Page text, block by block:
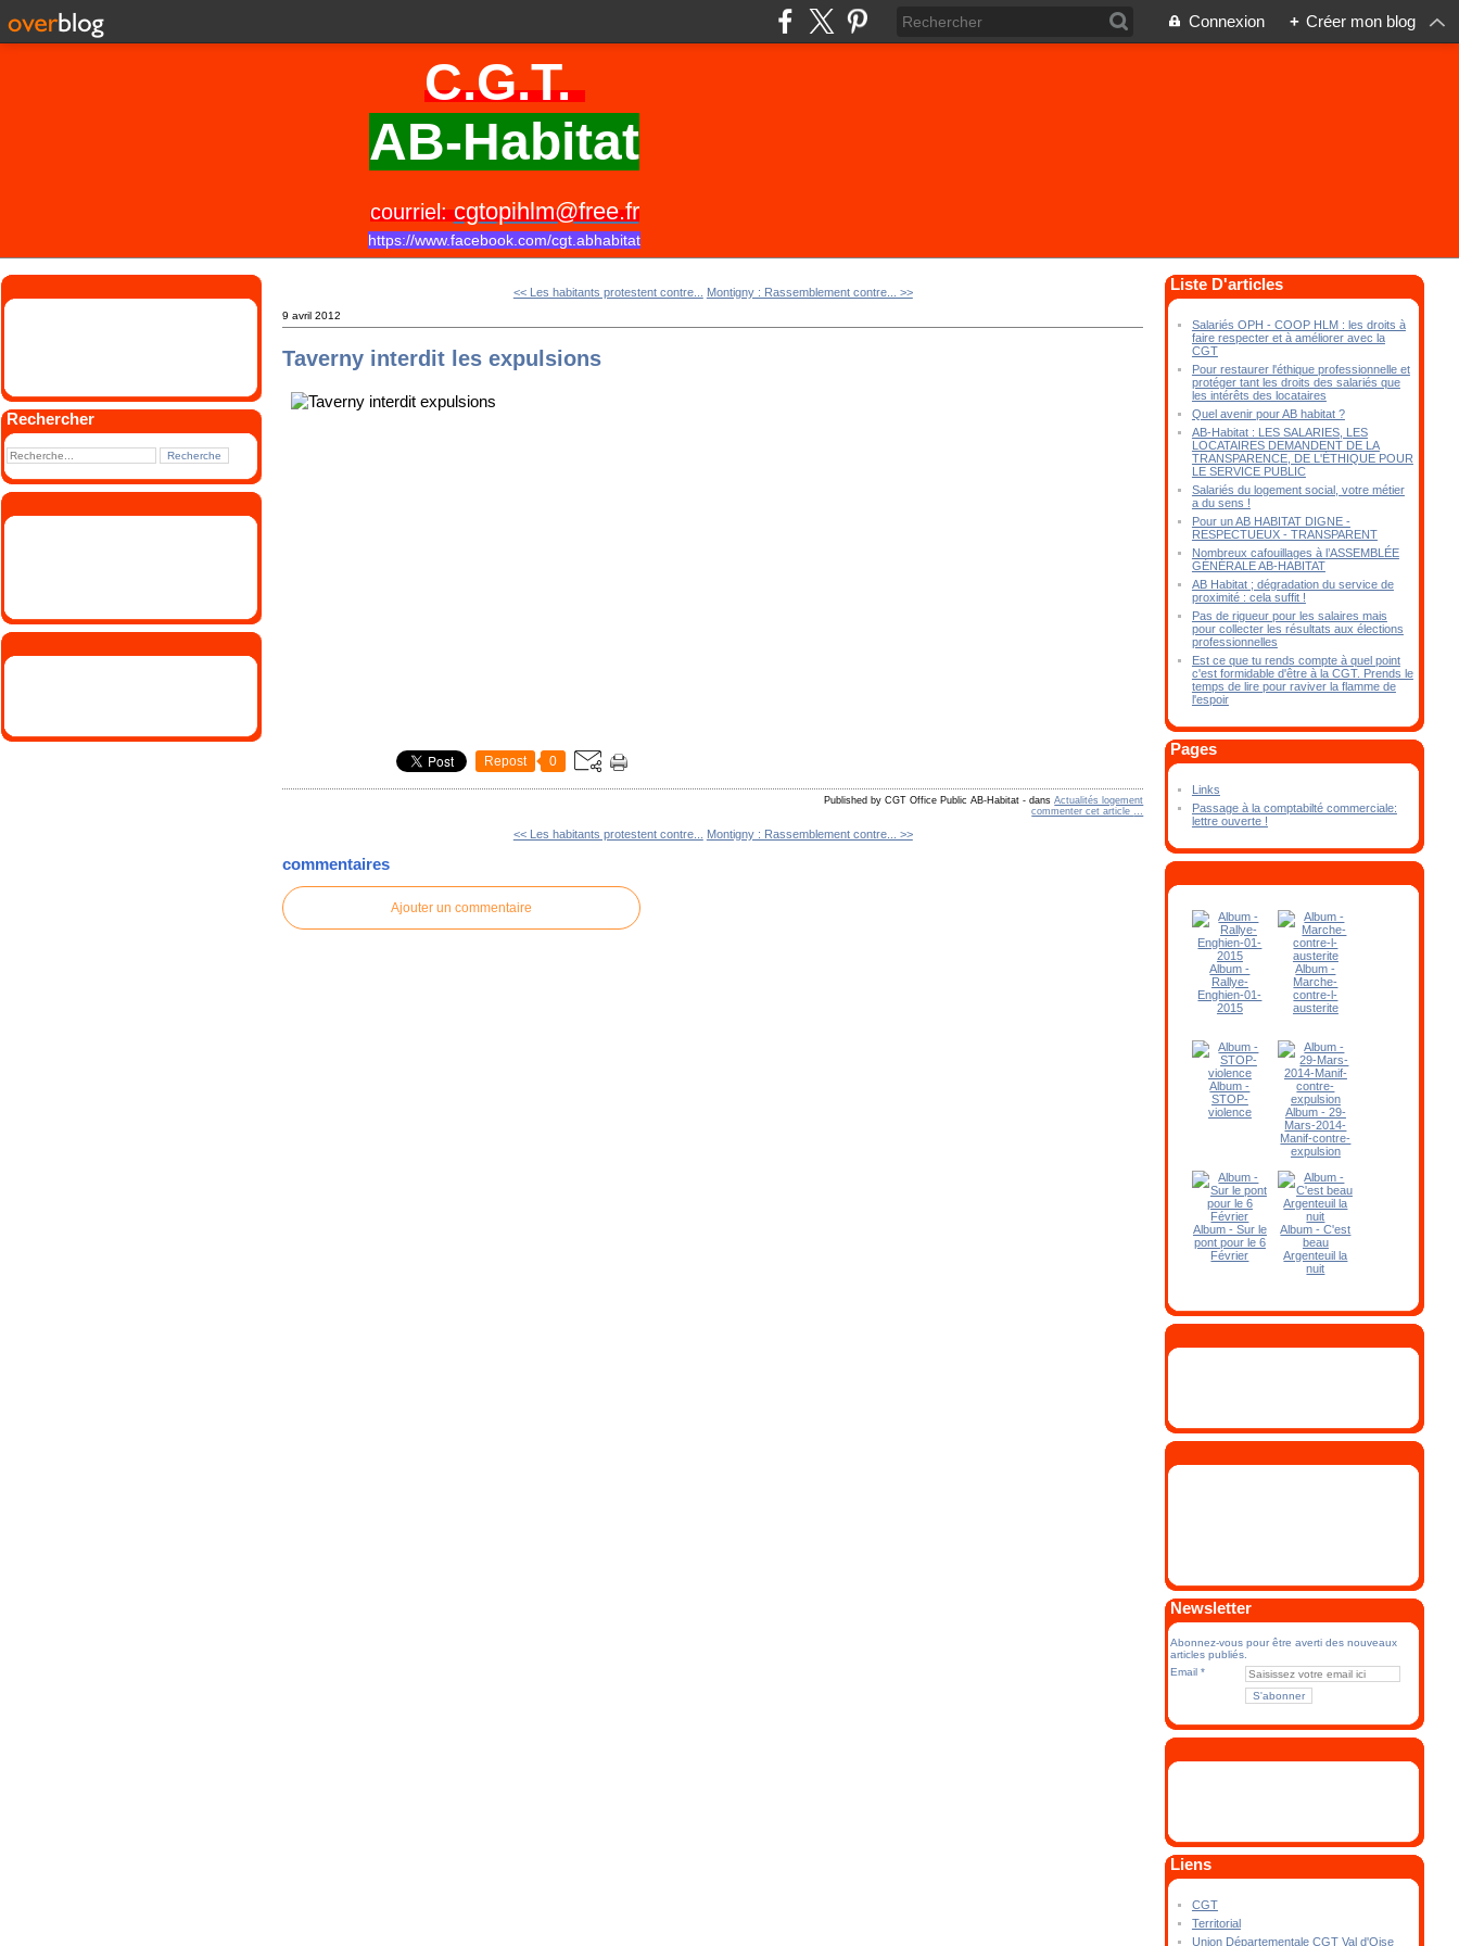
Connexion + Créer mon blog
C.G.T.
AB-Habitat
courriel:cgtopihlm@free.fr
https://www.facebook.com/cgt.abhabitat
Rechercher
<< Les habitants protestent contre... Montigny : Rassemblement contre... >>
9 avril 2012
Taverny interdit les expulsions
Repost 0
Published by CGT Office Public AB-Habitat - dansActualités logement
commenter cet article …
<< Les habitants protestent contre... Montigny : Rassemblement contre... >>
commentaires
Ajouter un commentaire
Liste D'articles
Salariés OPH - COOP HLM : les droits à
faire respecter et à améliorer avec la
CGT
Pour restaurer l'éthique professionnelle et
protéger tant les droits des salariés que
les intérêts des locataires
Quel avenir pour AB habitat ?
AB-Habitat : LES SALARIES, LES
LOCATAIRES DEMANDENT DE LA
TRANSPARENCE, DE L'ÉTHIQUE POUR
LE SERVICE PUBLIC
Salariés du logement social, votre métier
a du sens !
Pour un AB HABITAT DIGNE -
RESPECTUEUX - TRANSPARENT
Nombreux cafouillages à l’ASSEMBLÉE
GÉNÉRALE AB-HABITAT
AB Habitat ; dégradation du service de
proximité : cela suffit !
Pas de rigueur pour les salaires mais
pour collecter les résultats aux élections
professionnelles
Est ce que tu rends compte à quel point
c'est formidable d'être à la CGT. Prends le
temps de lire pour raviver la flamme de
l'espoir
Pages
Links
Passage à la comptabilté commerciale:
lettre ouverte !
Album -
Rallye-
Enghien-01-
2015
Album -
Marche-
contre-l-
austerite
Album -
STOP-
violence
Album - 29-
Mars-2014-
Manif-contre-
expulsion
Album - Sur le
pont pour le 6
Février
Album - C'est
beau
Argenteuil la
nuit
Newsletter
Abonnez-vous pour être averti des nouveaux
articles publiés.
Email
Liens
CGT
Territorial
Union Départementale CGT Val d'Oise